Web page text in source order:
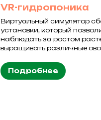
VR-гидропоника
Виртуальный симулятор
установки, который
наблюдать за ростом
выращивать различные
Подробнее